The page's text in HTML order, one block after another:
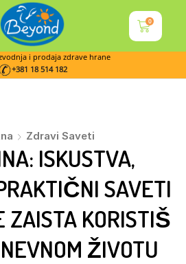
0
i prodaja zdrave hrane
+381 18 514 182
Zdravi Saveti
ISKUSTVA,
SAVETI
ZAISTA KORISTIŠ
ŽIVOTU